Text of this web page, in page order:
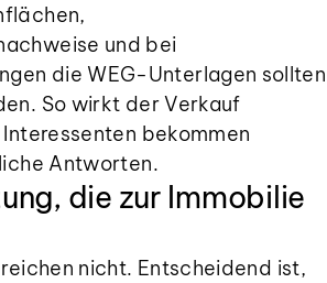
und bei
die WEG-Unterlagen sollten
So wirkt der Verkauf
bekommen
Antworten.
die zur Immobilie
nicht. Entscheidend ist,